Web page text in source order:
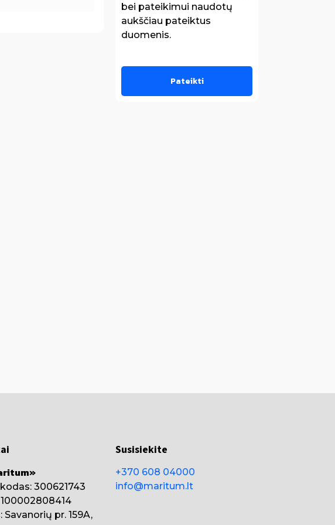
bei pateikimui naudotų
aukščiau pateiktus
duomenis.
300621743
Savanorių pr. 159A,
Susisiekite
+370 608 04000
info@maritum.lt